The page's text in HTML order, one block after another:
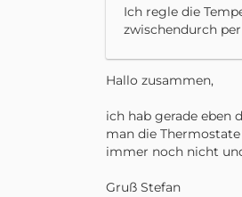
Ich regle die
zwischendurch
Hallo zusammen,
ich hab gerade eben
man die
immer noch nicht
Gruß Stefan